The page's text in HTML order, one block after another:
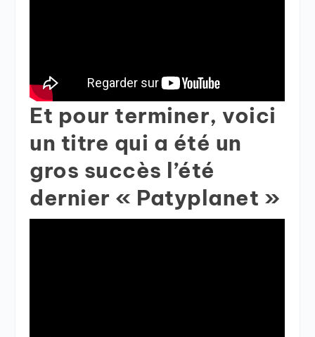
Et pour terminer, voici
un titre qui a été un
gros succès l’été
dernier « Patyplanet »